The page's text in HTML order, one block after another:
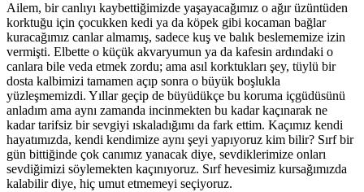
Ailem, bir canlıyı kaybettiğimizde yaşayacağımız o ağır üzüntüden
korktuğu için çocukken kedi ya da köpek gibi kocaman bağlar
kuracağımız canlar almamış, sadece kuş ve balık beslememize izin
vermişti. Elbette o küçük akvaryumun ya da kafesin ardındaki o
canlara bile veda etmek zordu; ama asıl korktukları şey, tüylü bir
dosta kalbimizi tamamen açıp sonra o büyük boşlukla
yüzleşmemizdi. Yıllar geçip de büyüdükçe bu koruma içgüdüsünü
anladım ama aynı zamanda incinmekten bu kadar kaçınarak ne
kadar tarifsiz bir sevgiyi ıskaladığımı da fark ettim. Kaçımız kendi
hayatımızda, kendi kendimize aynı şeyi yapıyoruz kim bilir? Sırf bir
gün bittiğinde çok canımız yanacak diye, sevdiklerimize onları
sevdiğimizi söylemekten kaçınıyoruz. Sırf hevesimiz kursağımızda
kalabilir diye, hiç umut etmemeyi seçiyoruz.